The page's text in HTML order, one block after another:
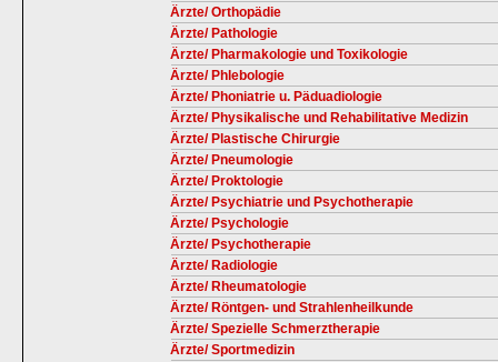
Ärzte/ Orthopädie
Ärzte/ Pathologie
Ärzte/ Pharmakologie und Toxikologie
Ärzte/ Phlebologie
Ärzte/ Phoniatrie u. Päduadiologie
Ärzte/ Physikalische und Rehabilitative Medizin
Ärzte/ Plastische Chirurgie
Ärzte/ Pneumologie
Ärzte/ Proktologie
Ärzte/ Psychiatrie und Psychotherapie
Ärzte/ Psychologie
Ärzte/ Psychotherapie
Ärzte/ Radiologie
Ärzte/ Rheumatologie
Ärzte/ Röntgen- und Strahlenheilkunde
Ärzte/ Spezielle Schmerztherapie
Ärzte/ Sportmedizin